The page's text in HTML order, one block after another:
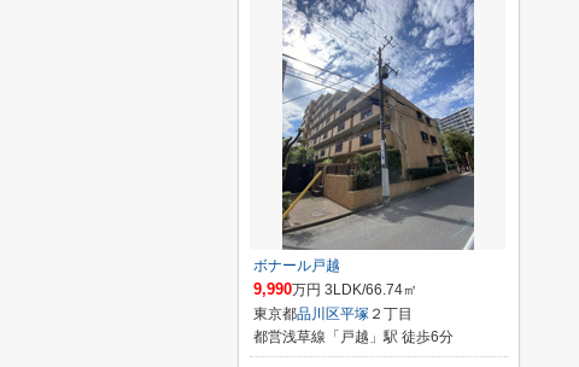
ボナール戸越
9,990万円 3LDK/66.74㎡
東京都品川区平塚 ２丁目
都営浅草線「戸越」駅 徒歩6分